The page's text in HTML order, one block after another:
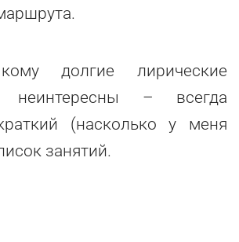
долгие лирические
неинтересны – всегда
(насколько у меня
занятий.